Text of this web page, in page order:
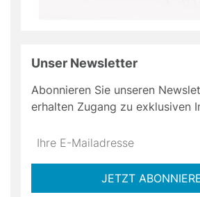
Unser Newsletter
Abonnieren Sie unseren
erhalten Zugang zu exklusiven
Do
*Ihre
JETZT